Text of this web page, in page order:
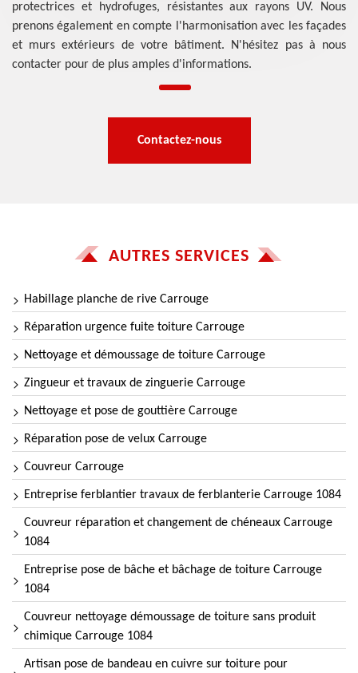
protectrices et hydrofuges, résistantes aux rayons UV. Nous
prenons également en compte l'harmonisation avec les façades
et murs extérieurs de votre bâtiment. N'hésitez pas à nous
contacter pour de plus amples d'informations.
Contactez-nous
AUTRES SERVICES
Habillage planche de rive Carrouge
Réparation urgence fuite toiture Carrouge
Nettoyage et démoussage de toiture Carrouge
Zingueur et travaux de zinguerie Carrouge
Nettoyage et pose de gouttière Carrouge
Réparation pose de velux Carrouge
Couvreur Carrouge
Entreprise ferblantier travaux de ferblanterie Carrouge 1084
Couvreur réparation et changement de chéneaux Carrouge
1084
Entreprise pose de bâche et bâchage de toiture Carrouge
1084
Couvreur nettoyage démoussage de toiture sans produit
chimique Carrouge 1084
Artisan pose de bandeau en cuivre sur toiture pour